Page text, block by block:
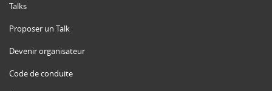
Talks
Proposer un Talk
Devenir organisateur
Code de conduite